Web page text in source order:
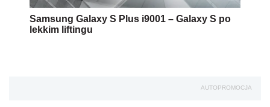
Samsung Galaxy S Plus i9001 – Galaxy S po
lekkim liftingu
AUTOPROMOCJA